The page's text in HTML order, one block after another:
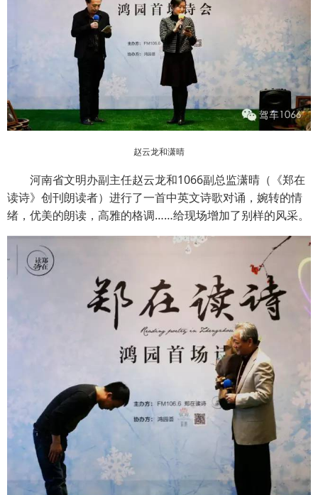
赵云龙和潇晴
河南省文明办副主任赵云龙和1066副总监潇晴（《郑在
读诗》创刊朗读者）进行了一首中英文诗歌对诵，婉转的情
绪，优美的朗读，高雅的格调……给现场增加了别样的风采。